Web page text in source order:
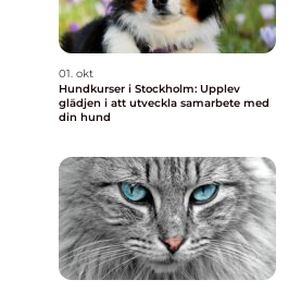
01. okt
Hundkurser i Stockholm: Upplev
glädjen i att utveckla samarbete med
din hund